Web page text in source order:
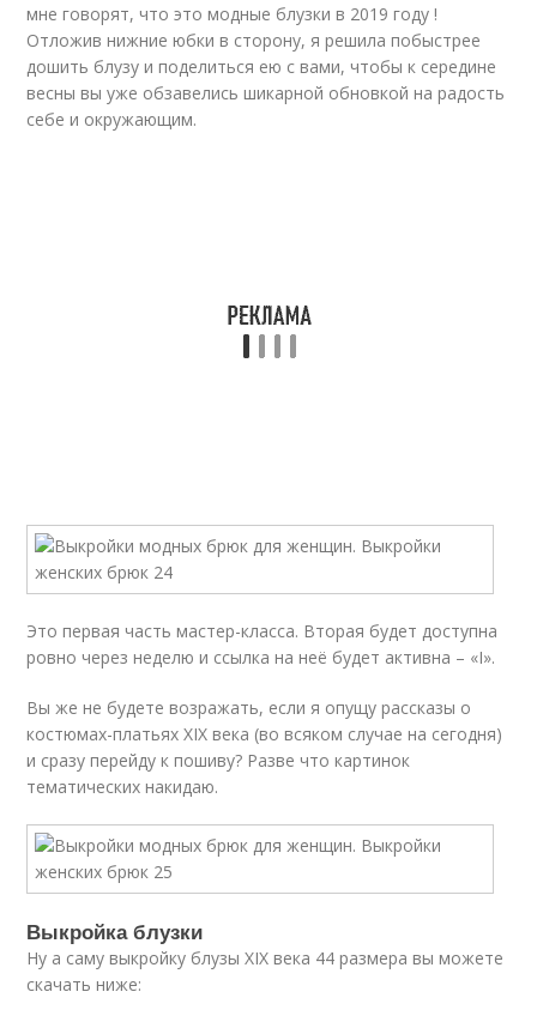
мне говорят, что это модные блузки в 2019 году !
Отложив нижние юбки в сторону, я решила побыстрее
дошить блузу и поделиться ею с вами, чтобы к середине
весны вы уже обзавелись шикарной обновкой на радость
себе и окружающим.
Это первая часть мастер-класса. Вторая будет доступна
ровно через неделю и ссылка на неё будет активна – «I».
Вы же не будете возражать, если я опущу рассказы о
костюмах-платьях ХІХ века (во всяком случае на сегодня)
и сразу перейду к пошиву? Разве что картинок
тематических накидаю.
Выкройка блузки
Ну а саму выкройку блузы ХІХ века 44 размера вы можете
скачать ниже: